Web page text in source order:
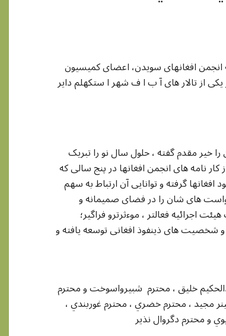
اجرائیه انجمن افغانهای سویدن، اعضای کمیسیون
از تالار های آ ب ا ف شهر ا ستکهلم دایر
خیر مقدم گفته ، حلول سال نو را تبریک
های انجمن افغانها در پنج سالی که
گرفته و توانایی آن ارتباط به سهم
های شان را در فضای صمیمانه و
اجرائیه فعالتر ، موءثرترو فراگیر؛
و شخصیت های ذینفوذ افغانی توسعه یافته و
خليق ، محترم شبيرواسوخت و محترم
مجيد ، محترم خضري ، محترم غوربندي ،
و محترم دگروال نذير